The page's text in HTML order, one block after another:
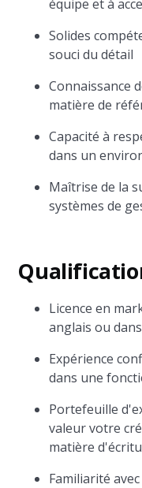
équipe et à
Solides
souci du détail
Connaissance
matière de
Capacité à
dans un
Maîtrise de la
systèmes de
Licence en
anglais ou
Expérience
dans une
Portefeuille
valeur votre
matière
Familiarité